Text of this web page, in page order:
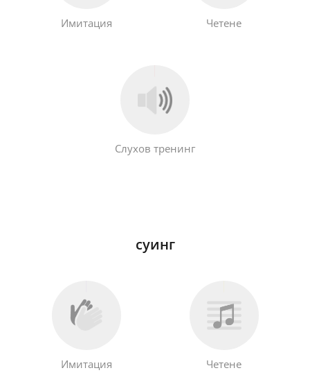
Имитация Четене
Слухов тренинг
суинг
Имитация Четене